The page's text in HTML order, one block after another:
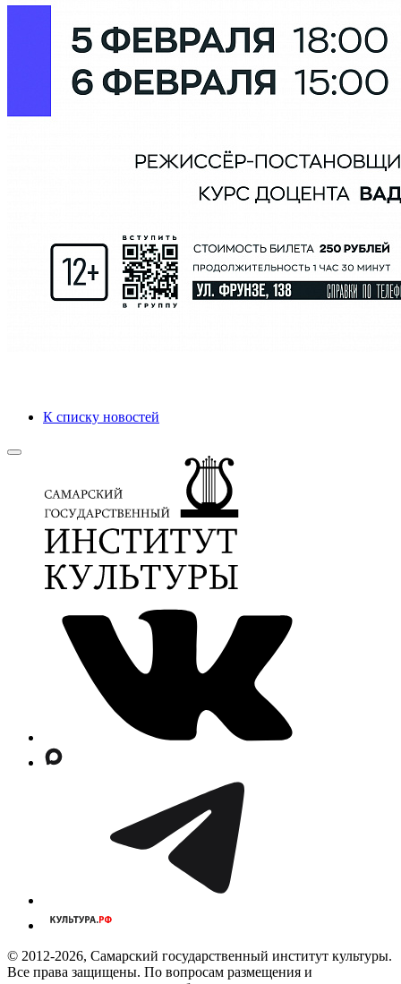
К списку новостей
© 2012-2026, Самарский государственный институт культуры.
Все права защищены. По вопросам размещения и